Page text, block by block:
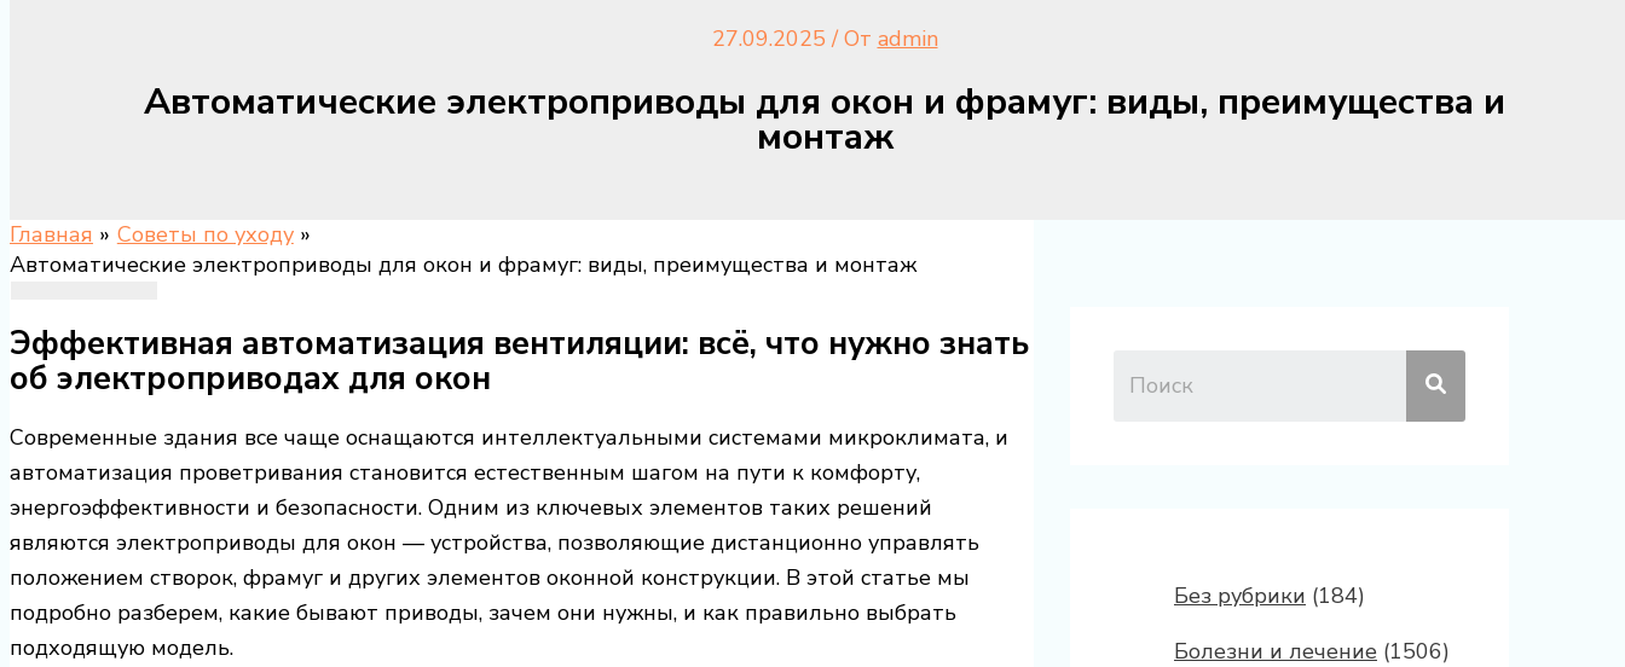
27.09.2025/ От admin
Автоматические электроприводы для окон и фрамуг: виды, преимущества и
монтаж
Главная
Советы по уходу
Автоматические электроприводы для окон и фрамуг: виды, преимущества и монтаж
Эффективная автоматизация вентиляции: всё, что нужно знать
об электроприводах для окон
Современные здания все чаще оснащаются интеллектуальными системами микроклимата, и
автоматизация проветривания становится естественным шагом на пути к комфорту,
энергоэффективности и безопасности. Одним из ключевых элементов таких решений
являются электроприводы для окон — устройства, позволяющие дистанционно управлять
положением створок, фрамуг и других элементов оконной конструкции. В этой статье мы
подробно разберем, какие бывают приводы, зачем они нужны, и как правильно выбрать
подходящую модель.
Без рубрики (184)
Болезни и лечение (1506)